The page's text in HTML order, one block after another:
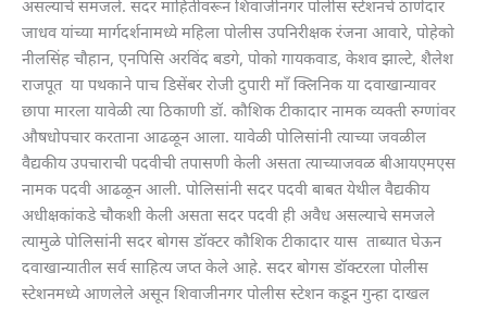
असल्याचे समजले. सदर माहितीवरून शिवाजीनगर पोलीस स्टेशनचे ठाणेदार
जाधव यांच्या मार्गदर्शनामध्ये महिला पोलीस उपनिरीक्षक रंजना आवारे, पोहेको
नीलसिंह चौहान, एनपिसि अरविंद बडगे, पोको गायकवाड, केशव झाल्टे, शैलेश
राजपूत या पथकाने पाच डिसेंबर रोजी दुपारी माँ क्लिनिक या दवाखान्यावर
छापा मारला यावेळी त्या ठिकाणी डॉ. कौशिक टीकादार नामक व्यक्ती रुग्णांवर
औषधोपचार करताना आढळून आला. यावेळी पोलिसांनी त्याच्या जवळील
वैद्यकीय उपचाराची पदवीची तपासणी केली असता त्याच्याजवळ बीआयएमएस
नामक पदवी आढळून आली. पोलिसांनी सदर पदवी बाबत येथील वैद्यकीय
अधीक्षकांकडे चौकशी केली असता सदर पदवी ही अवैध असल्याचे समजले
त्यामुळे पोलिसांनी सदर बोगस डॉक्टर कौशिक टीकादार यास ताब्यात घेऊन
दवाखान्यातील सर्व साहित्य जप्त केले आहे. सदर बोगस डॉक्टरला पोलीस
स्टेशनमध्ये आणलेले असून शिवाजीनगर पोलीस स्टेशन कडून गुन्हा दाखल